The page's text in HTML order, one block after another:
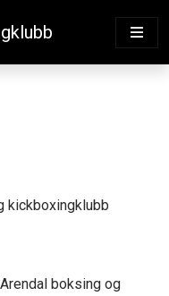
kickboxingklubb
boksing og